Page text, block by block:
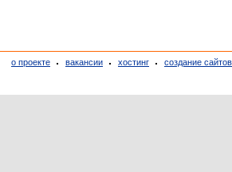
о проекте вакансии хостинг создание сайтов